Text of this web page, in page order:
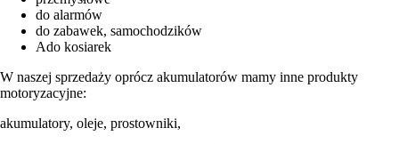
do alarmów
do zabawek, samochodzików
Ado kosiarek
W naszej sprzedaży oprócz akumulatorów mamy inne produkty
motoryzacyjne:
akumulatory, oleje, prostowniki,